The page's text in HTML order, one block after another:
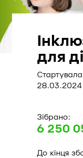
для
Стартувала
28.03.2024
Зібрано:
6 250
До кінця